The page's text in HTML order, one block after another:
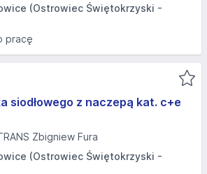
(Ostrowiec Świętokrzyski -
pracę
siodłowego z naczepą kat. c+e
Zbigniew Fura
(Ostrowiec Świętokrzyski -